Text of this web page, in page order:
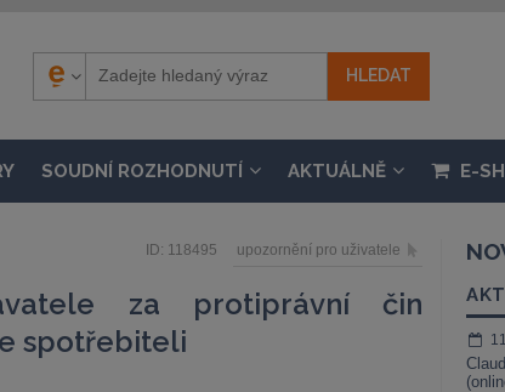
SOUDNÍ ROZHODNUTÍ AKTUÁLNĚ E-
ID: 118495 upozornění pro uživatele
za protiprávní čin
spotřebiteli